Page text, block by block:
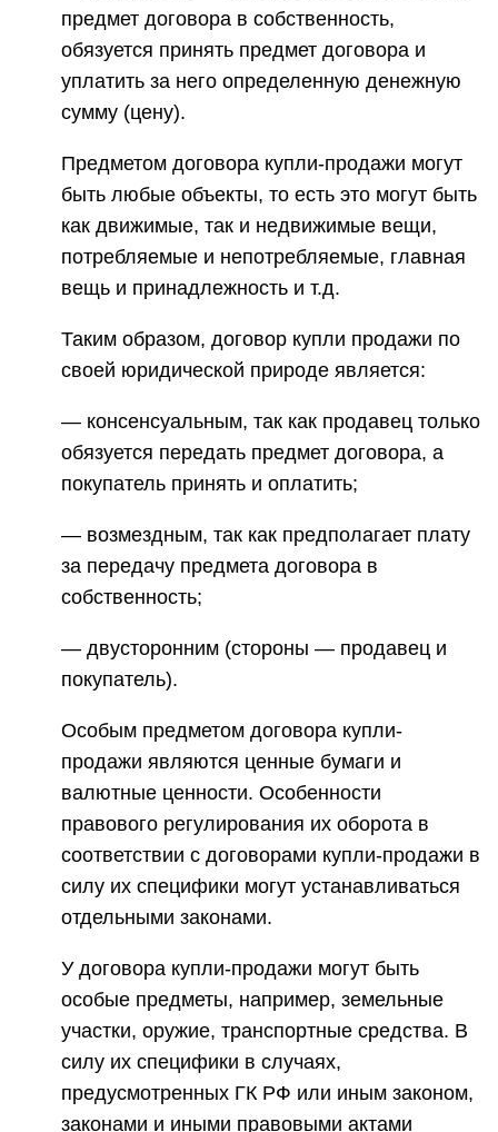
предмет договора в собственность,
обязуется принять предмет договора и
уплатить за него определенную денежную
сумму (цену).
Предметом договора купли-продажи могут
быть любые объекты, то есть это могут быть
как движимые, так и недвижимые вещи,
потребляемые и непотребляемые, главная
вещь и принадлежность и т.д.
Таким образом, договор купли продажи по
своей юридической природе является:
— консенсуальным, так как продавец только
обязуется передать предмет договора, а
покупатель принять и оплатить;
— возмездным, так как предполагает плату
за передачу предмета договора в
собственность;
— двусторонним (стороны — продавец и
покупатель).
Особым предметом договора купли-
продажи являются ценные бумаги и
валютные ценности. Особенности
правового регулирования их оборота в
соответствии с договорами купли-продажи в
силу их специфики могут устанавливаться
отдельными законами.
У договора купли-продажи могут быть
особые предметы, например, земельные
участки, оружие, транспортные средства. В
силу их специфики в случаях,
предусмотренных ГК РФ или иным законом,
законами и иными правовыми актами